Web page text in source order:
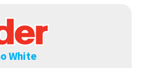
White